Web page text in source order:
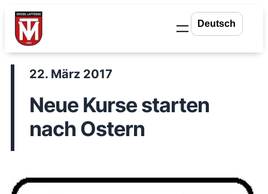
Zum
Inhalt
springen
22. März 2017
Neue Kurse starten
nach Ostern